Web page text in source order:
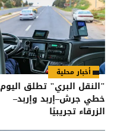
أخبار محلية
"النقل البري" تطلق اليوم
خطي جرش–إربد وإربد–
الزرقاء تجريبيًا